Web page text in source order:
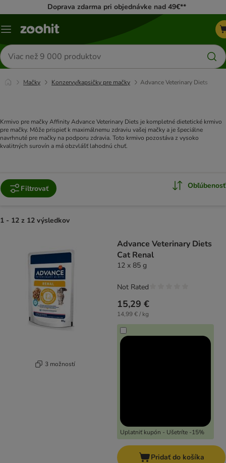
Doprava zdarma pri objednávke nad 49€**
Kategórie
Hľadať
produkty
Mačky Konzervy/kapsičky pre mačky Advance Veterinary Diets
Krmivo pre mačky Affinity Advance Veterinary Diets je kompletné dietetické krmivo
pre mačky. Môže prispieť k maximálnemu zdraviu vašej mačky a je špeciálne
navrhnuté pre mačky na podporu zdravia. Toto krmivo pozostáva z vysoko
kvalitných surovín a má obzvlášť lahodnú chuť.
Filtrovať Obľúbenosť
1 - 12 z 12 výsledkov
3 možností
Advance Veterinary Diets
Cat Renal
12 x 85 g
15,29 €
14,99 € / kg
Uplatniť kupón - Ušetríte -15%
Not Rated
Pridať do košíka